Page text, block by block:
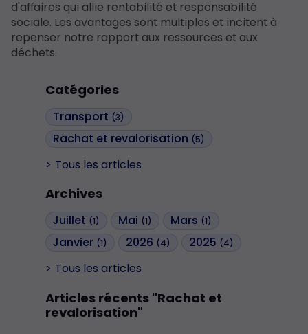
Catégories
Transport (3)
Rachat et revalorisation (5)
Tous les articles
Archives
Juillet (1) Mai (1) Mars (1)
Janvier (1) 2026 (4) 2025 (4)
Tous les articles
Articles récents "Rachat et
revalorisation"
d'affaires qui allie rentabilité et responsabilité
sociale. Les avantages sont multiples et incitent à
repenser notre rapport aux ressources et aux
déchets.